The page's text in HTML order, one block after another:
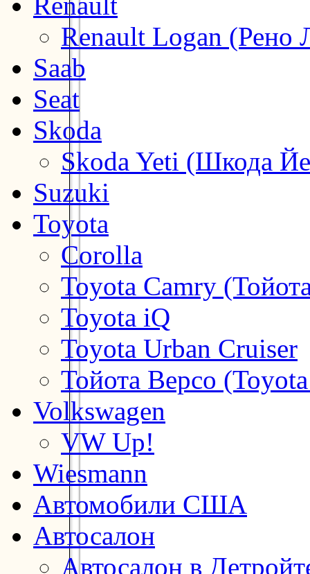
Renault Logan (Рено
Saab
Seat
Skoda
Skoda Yeti (Шкода
Suzuki
Toyota
Corolla
Toyota Camry
Toyota iQ
Toyota Urban Cruiser
Тойота Версо
Volkswagen
VW Up!
Wiesmann
Автомобили США
Автосалон
Автосалон в